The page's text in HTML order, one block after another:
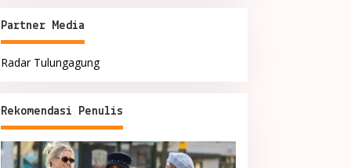
Partner Media
Radar Tulungagung
Rekomendasi Penulis